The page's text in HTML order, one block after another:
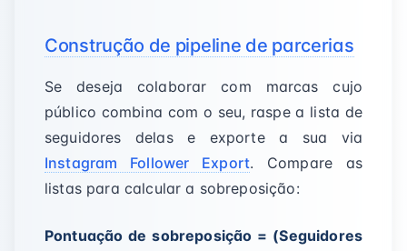
Construção de pipeline de parcerias
Se deseja colaborar com marcas cujo
público combina com o seu, raspe a lista de
seguidores delas e exporte a sua via
Instagram Follower Export. Compare as
listas para calcular a sobreposição:
Pontuação de sobreposição = (Seguidores